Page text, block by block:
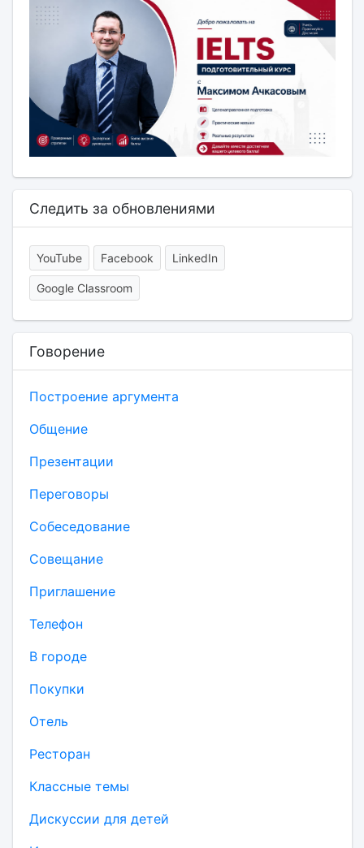
Следить за обновлениями
YouTube Facebook LinkedIn
Google Classroom
Говорение
Построение аргумента
Общение
Презентации
Переговоры
Собеседование
Совещание
Приглашение
Телефон
В городе
Покупки
Отель
Ресторан
Классные темы
Дискуссии для детей